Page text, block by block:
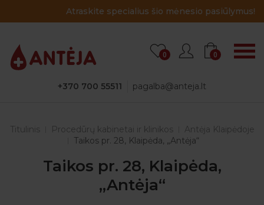
Atraskite specialius šio mėnesio pasiūlymus!
+370 700 55511 pagalba@anteja.lt
0 0
Titulinis Procedūrų kabinetai ir klinikos
Antėja Klaipėdoje
Taikos pr. 28, Klaipėda, „Antėja“
Taikos pr. 28, Klaipėda,
„Antėja“